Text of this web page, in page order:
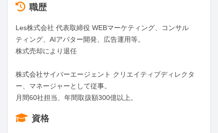
職歴
Les株式会社 代表取締役 WEBマーケティング、コンサル
ティング、AIアバター開発、広告運用等。
株式売却により退任
株式会社サイバーエージェント クリエイティブディレクタ
ー、マネージャーとして従事。
月間60社担当、年間取扱額300億以上。
資格